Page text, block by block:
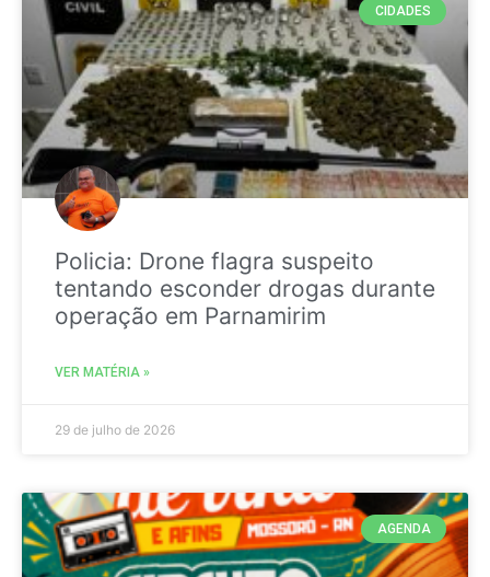
CIDADES
Policia: Drone flagra suspeito
tentando esconder drogas durante
operação em Parnamirim
VER MATÉRIA »
29 de julho de 2026
AGENDA